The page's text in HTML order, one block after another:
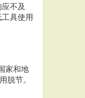
不及
具使用
家和地
节。